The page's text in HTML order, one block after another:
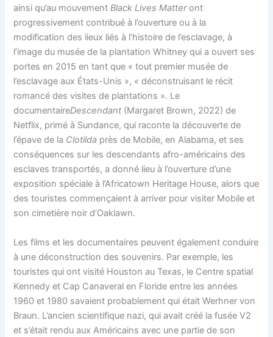
ainsi qu’au mouvementBlack Lives Matteront
progressivement contribué à l’ouverture ou à la
modification des lieux liés à l’histoire de l’esclavage, à
l’image du musée de la plantation Whitney qui a ouvert ses
portes en 2015 en tant que « tout premier musée de
l’esclavage aux États-Unis », « déconstruisant le récit
romancé des visites de plantations ». Le
documentaireDescendant (Margaret Brown, 2022) de
Netflix, primé à Sundance, qui raconte la découverte de
l’épave de la Clotilda près de Mobile, en Alabama, et ses
conséquences sur les descendants afro-américains des
esclaves transportés, a donné lieu à l’ouverture d’une
exposition spéciale à l’Africatown Heritage House, alors que
des touristes commençaient à arriver pour visiter Mobile et
son cimetière noir d’Oaklawn.
Les films et les documentaires peuvent également conduire
à une déconstruction des souvenirs. Par exemple, les
touristes qui ont visité Houston au Texas, le Centre spatial
Kennedy et Cap Canaveral en Floride entre les années
1960 et 1980 savaient probablement qui était Werhner von
Braun. L’ancien scientifique nazi, qui avait créé la fusée V2
et s’était rendu aux Américains avec une partie de son